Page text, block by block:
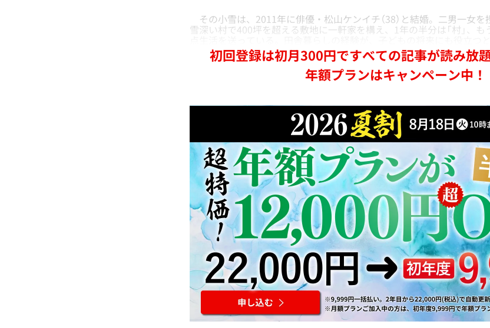
その小雪は、2011年に俳優・松山ケンイチ（38）と結婚。二男一女を
雪深い村で400坪を超える敷地に一軒家を構え、1年の半分は「村」、も
初回登録は初月300円ですべての記事が読み放題
年額プランはキャンペーン中！